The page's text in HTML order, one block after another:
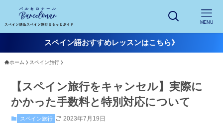
MENU
スペイン語おすすめレッスンはこちら》
ホーム スペイン旅行
【スペイン旅行をキャンセル】実際に
かかった手数料と特別対応について
スペイン旅行 2023年7月19日